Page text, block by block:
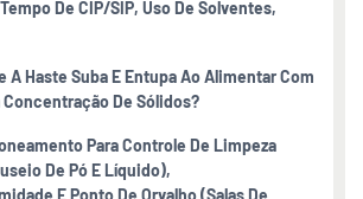
De CIP/SIP, Uso De Solventes,
A Haste Suba E Entupa Ao Alimentar Com
Concentração De Sólidos?
Para Controle De Limpeza
De Pó E Líquido),
E Ponto De Orvalho (salas De